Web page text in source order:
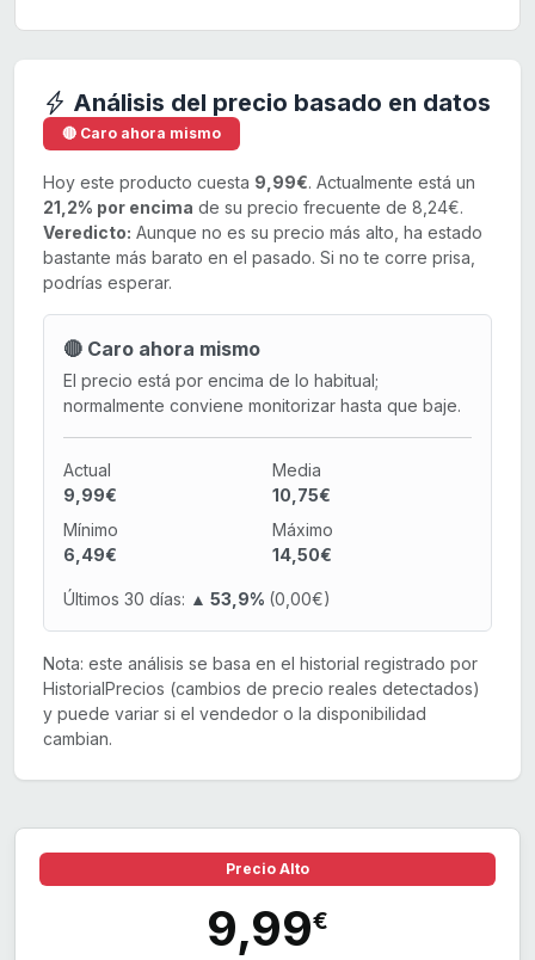
Análisis del precio basado en datos
🔴 Caro ahora mismo
Hoy este producto cuesta 9,99€. Actualmente está un
21,2% por encima de su precio frecuente de 8,24€.
Veredicto: Aunque no es su precio más alto, ha estado
bastante más barato en el pasado. Si no te corre prisa,
podrías esperar.
🔴 Caro ahora mismo
El precio está por encima de lo habitual;
normalmente conviene monitorizar hasta que baje.
Actual
9,99€
Media
10,75€
Mínimo
6,49€
Máximo
14,50€
Últimos 30 días: ▲ 53,9% (0,00€)
Nota: este análisis se basa en el historial registrado por
HistorialPrecios (cambios de precio reales detectados)
y puede variar si el vendedor o la disponibilidad
cambian.
Precio Alto
9,99€